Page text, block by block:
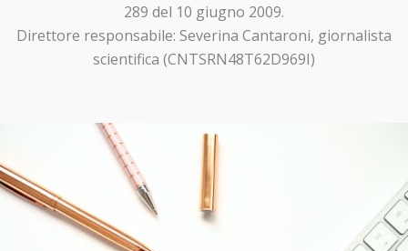
289 del 10 giugno 2009.
Direttore responsabile: Severina Cantaroni, giornalista
scientifica (CNTSRN48T62D969I)